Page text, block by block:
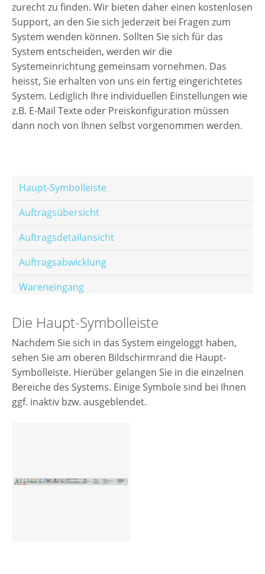
zurecht zu finden. Wir bieten daher einen kostenlosen
Support, an den Sie sich jederzeit bei Fragen zum
System wenden können. Sollten Sie sich für das
System entscheiden, werden wir die
Systemeinrichtung gemeinsam vornehmen. Das
heisst, Sie erhalten von uns ein fertig eingerichtetes
System. Lediglich Ihre individuellen Einstellungen wie
z.B. E-Mail Texte oder Preiskonfiguration müssen
dann noch von Ihnen selbst vorgenommen werden.
Haupt-Symbolleiste
Auftragsübersicht
Auftragsdetailansicht
Auftragsabwicklung
Wareneingang
E-Mail-Templates
Automatische Preisberechnung
Hinterlegen von Festpreisen
Salesrank-Staffeln
Sperrliste
Die Haupt-Symbolleiste
Nachdem Sie sich in das System eingeloggt haben,
sehen Sie am oberen Bildschirmrand die Haupt-
Symbolleiste. Hierüber gelangen Sie in die einzelnen
Bereiche des Systems. Einige Symbole sind bei Ihnen
ggf. inaktiv bzw. ausgeblendet.